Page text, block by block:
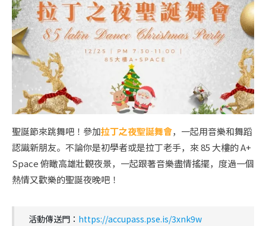
聖誕節來跳舞吧！參加拉丁之夜聖誕舞會，一起用音樂和舞蹈
認識新朋友。不論你是初學者或是拉丁老手，來 85 大樓的 A+
Space 俯瞰高雄壯觀夜景，一起跟著音樂盡情搖擺，度過一個
熱情又歡樂的聖誕夜晚吧！
活動傳送門： https://accupass.pse.is/3xnk9w